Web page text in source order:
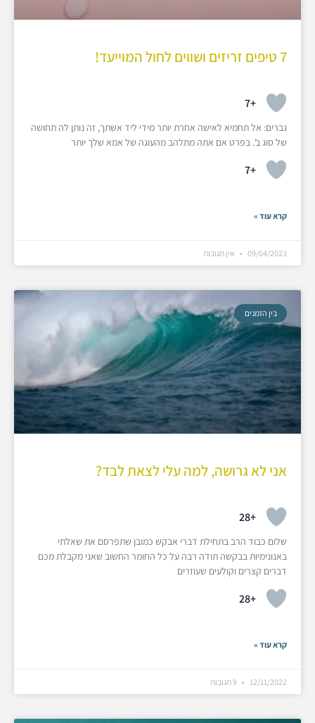
7 טיפים זריזים ושווים לחול המוייעד!
+7
גברים: אל תחמיא לאישה אחרת יותר מידי ליד אשתך, זה נותן לה תחושה
של סוג ב'. בפרט אם אתה מתלהב מהעוגה של אמא שלך יותר
+7
קרא עוד »
09/04/2023 אין תגובות
בין הזמנים
אני לא גרושה, למה עלי לצאת לבד?
+28
שלום כבוד הרב בתחילת דברי אבקש כמובן שתפרסם את שאלתי
באנונימיות בבקשה תודה רבה על כל החומר החשוב שאני מקבלת מכם
דברים קצרים וקולעים שעוזרים
+28
קרא עוד »
12/11/2022